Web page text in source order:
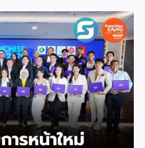
รางเมตร หวังเป็นทาง
กิจไทยให้ฟื้นตัว เสิร์ฟครบ
ประเทศ พร้อมเสวนาให้
รรมเจรจาจับคู่ธุรกิจทั้งใน
ว่างวันที่ 6-9 สิงหาคมนี้ ที่
เม็ดเงินสะพัดในงานราว
ากรณ์ อธิบดีกรมพัฒนา
า งาน ” Franchise Expo
Selection Expo